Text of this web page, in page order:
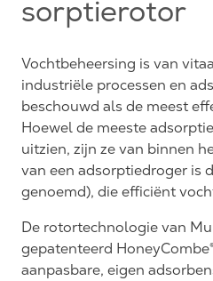
sorptierotor
Vochtbeheersing is van
industriële processen en
beschouwd als de meest
Hoewel de meeste
uitzien, zijn ze van binnen
van een adsorptiedroger is
genoemd), die efficiënt
De rotortechnologie van
gepatenteerd
aanpasbare, eigen